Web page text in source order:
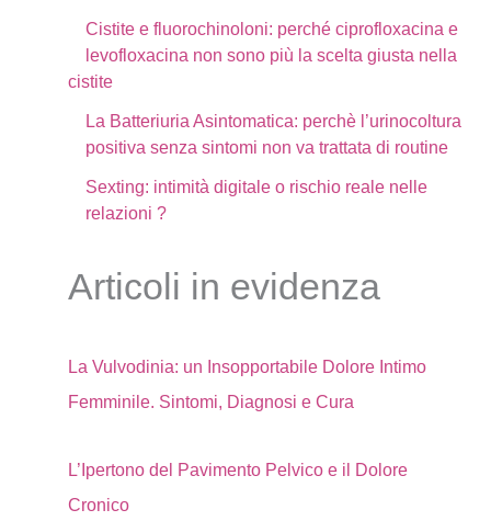
Cistite e fluorochinoloni: perché ciprofloxacina e
levofloxacina non sono più la scelta giusta nella
cistite
La Batteriuria Asintomatica: perchè l’urinocoltura
positiva senza sintomi non va trattata di routine
Sexting: intimità digitale o rischio reale nelle
relazioni ?
Articoli in evidenza
La Vulvodinia: un Insopportabile Dolore Intimo
Femminile. Sintomi, Diagnosi e Cura
L’Ipertono del Pavimento Pelvico e il Dolore
Cronico